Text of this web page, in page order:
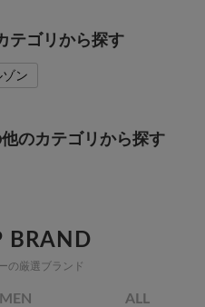
テゴリから探す
ゾン
のカテゴリから探す
BRAND
の厳選ブランド
ALL